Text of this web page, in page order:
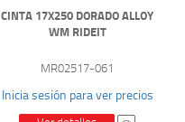
CINTA 17X250 DORADO ALLOY
WM RIDEIT
MR02517-061
Inicia sesión para ver precios